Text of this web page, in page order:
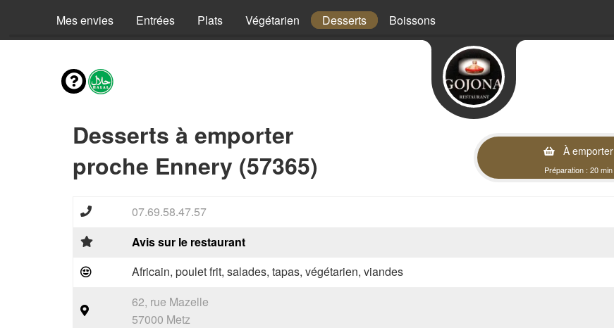
Mes envies Entrées Plats Végétarien Desserts Boissons
Desserts à emporter
proche Ennery (57365)
À emporter
Préparation : 20 min
07.69.58.47.57
Avis sur le restaurant
Africain, poulet frit, salades, tapas, végétarien, viandes
62, rue Mazelle
57000 Metz